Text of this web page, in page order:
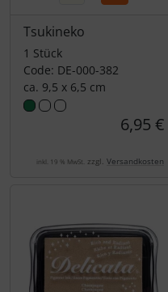
Tsukineko
1 Stück
Code: DE-000-382
ca. 9,5 x 6,5 cm
6,95 €
inkl. 19 % MwSt. zzgl. Versandkosten